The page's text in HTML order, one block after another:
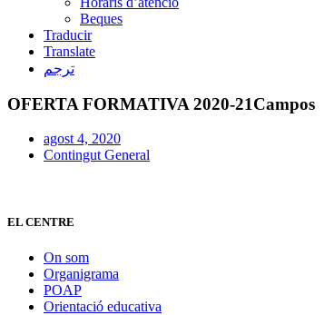
Beques
Traducir
Translate
ترجم
OFERTA FORMATIVA 2020-21Campos
agost 4, 2020
Contingut General
EL CENTRE
On som
Organigrama
POAP
Orientació educativa